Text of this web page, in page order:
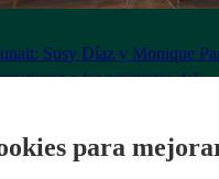
Susy Díaz y Monique
a las preguntas del
para